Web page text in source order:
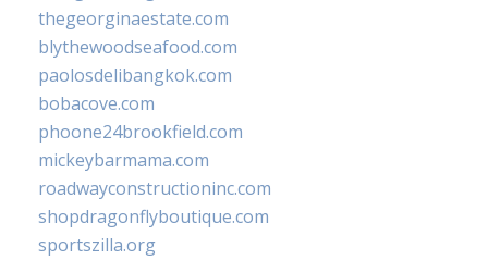
thegeorginaestate.com
blythewoodseafood.com
paolosdelibangkok.com
bobacove.com
phoone24brookfield.com
mickeybarmama.com
roadwayconstructioninc.com
shopdragonflyboutique.com
sportszilla.org